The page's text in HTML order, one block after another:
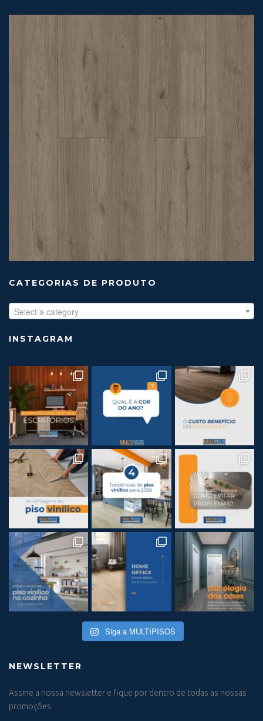
CATEGORIAS DE PRODUTO
Select a category
INSTAGRAM
Siga a MULTIPISOS
NEWSLETTER
Assine a nossa newsletter e fique por dentro de todas as nossas
promoções.